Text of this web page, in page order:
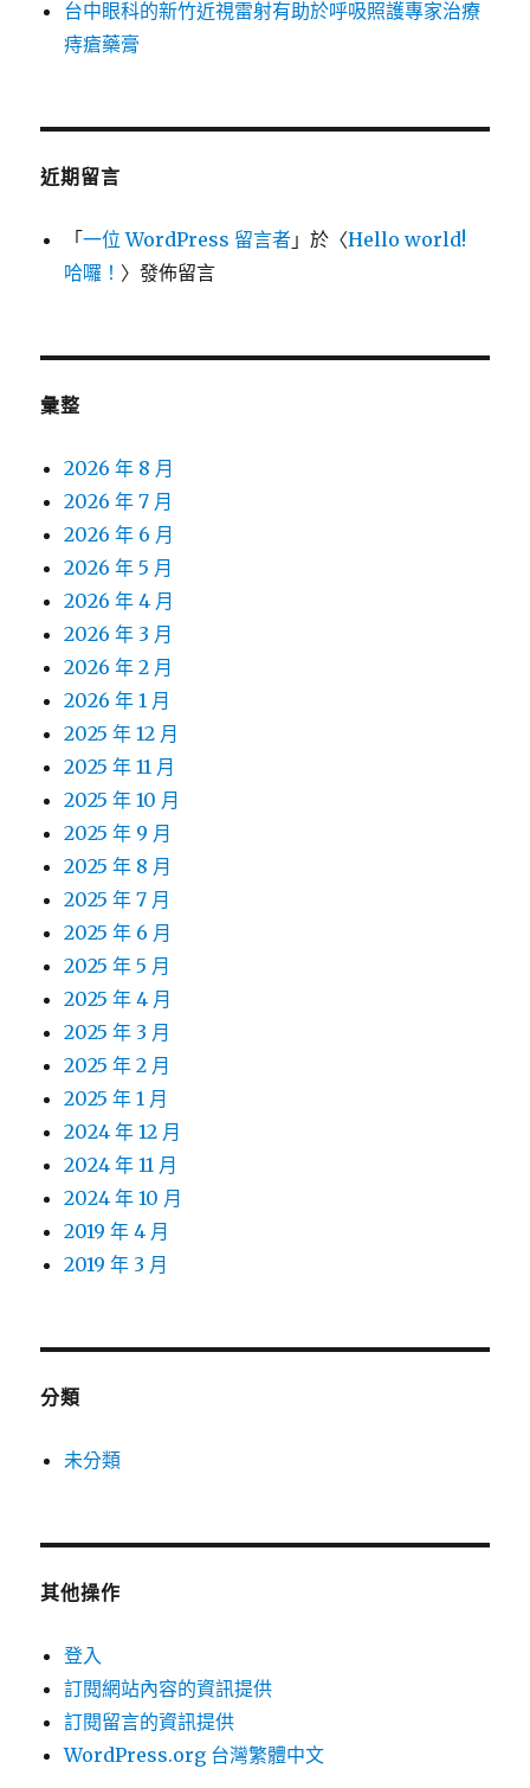
台中眼科的新竹近視雷射有助於呼吸照護專家治療
痔瘡藥膏
近期留言
「一位 WordPress 留言者 」於〈Hello world!
哈囉！ 〉發佈留言
彙整
2026 年 8 月
2026 年 7 月
2026 年 6 月
2026 年 5 月
2026 年 4 月
2026 年 3 月
2026 年 2 月
2026 年 1 月
2025 年 12 月
2025 年 11 月
2025 年 10 月
2025 年 9 月
2025 年 8 月
2025 年 7 月
2025 年 6 月
2025 年 5 月
2025 年 4 月
2025 年 3 月
2025 年 2 月
2025 年 1 月
2024 年 12 月
2024 年 11 月
2024 年 10 月
2019 年 4 月
2019 年 3 月
分類
未分類
其他操作
登入
訂閱網站內容的資訊提供
訂閱留言的資訊提供
WordPress.org 台灣繁體中文